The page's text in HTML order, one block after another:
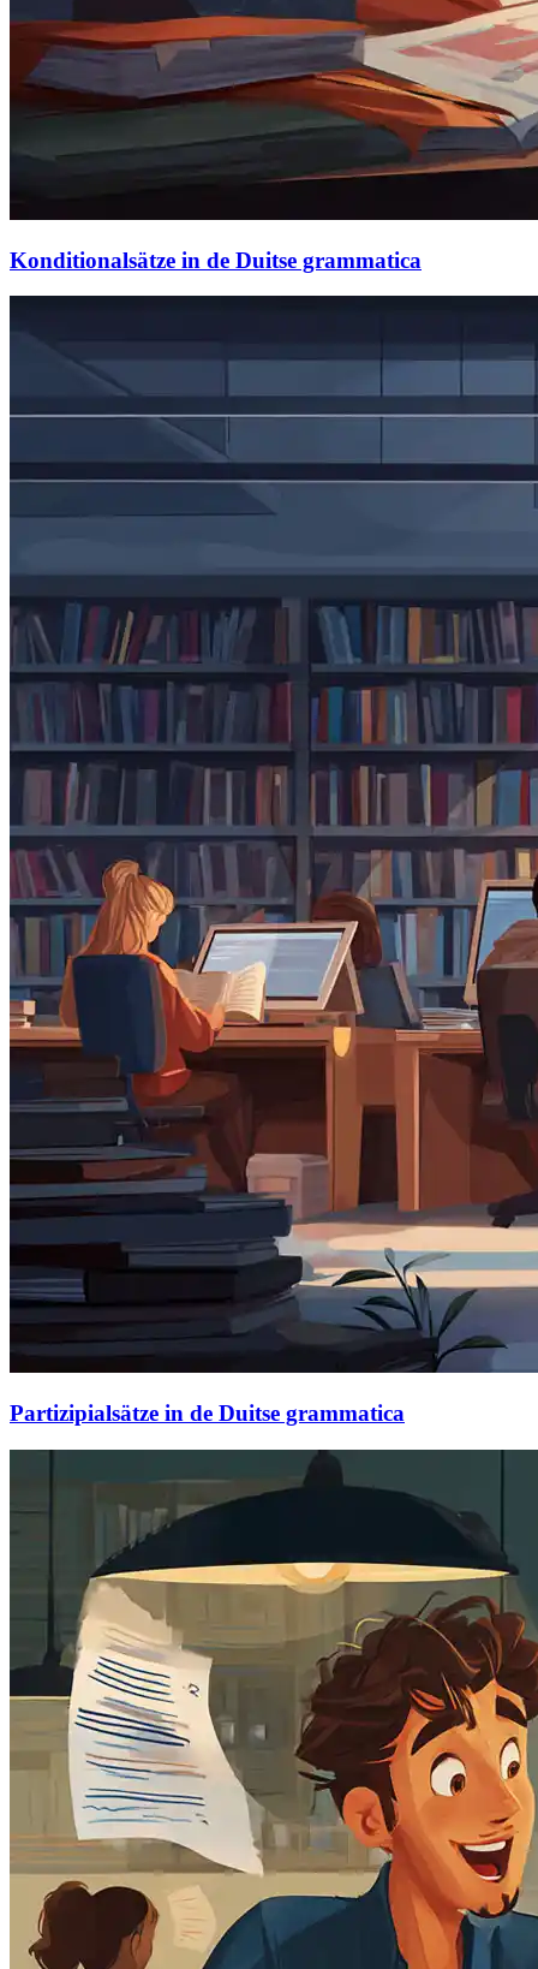
Konditionalsätze in de Duitse grammatica
Partizipialsätze in de Duitse grammatica